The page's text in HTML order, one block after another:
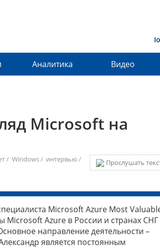
Аналитика Видео
Microsoft на
Прослушать
/ Windows/ интервью /
Microsoft Azure Most
Microsoft Azure в России и странах СНГ
направление деятельности –
является постоянным